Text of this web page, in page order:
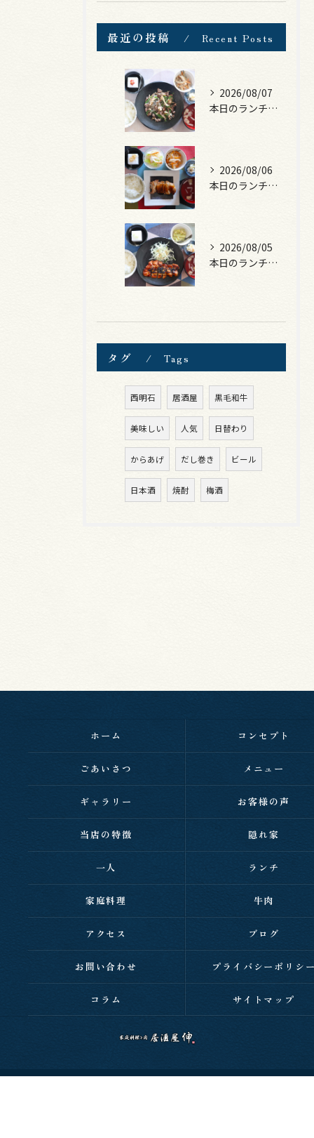
最近の投稿 Recent Posts
2026/08/07
本日のランチは、黒毛和牛のチャプチェ！
2026/08/06
本日のランチは、照焼きチキン！
2026/08/05
本日のランチは、ロース豚カツ梅はさみ！
タグ Tags
西明石 居酒屋 黒毛和牛
美味しい 人気 日替わり
からあげ だし巻き ビール
日本酒 焼酎 梅酒
ホーム コンセプト
ごあいさつ メニュー
ギャラリー お客様の声
当店の特徴 隠れ家
一人 ランチ
家庭料理 牛肉
アクセス ブログ
お問い合わせ プライバシーポリシ
コラム サイトマップ